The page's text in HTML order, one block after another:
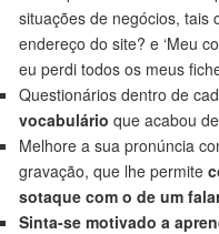
situações de negócios, tais
endereço do site? e ‘Meu
eu perdi todos os meus
Questionários dentro de
vocabulário que acabou
Melhore a sua pronúncia
gravação, que lhe permite
sotaque com o de um
Sinta-se motivado a